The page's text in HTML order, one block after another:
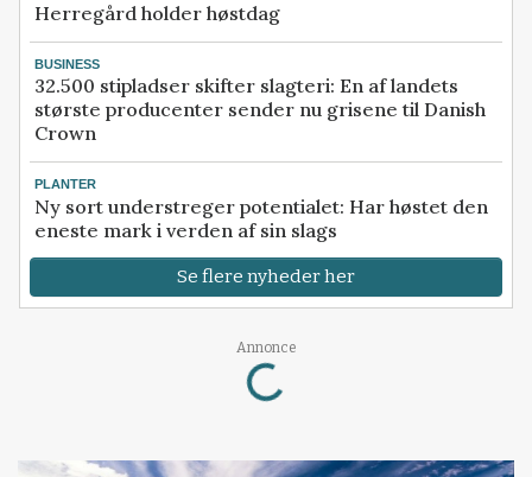
Herregård holder høstdag
BUSINESS
32.500 stipladser skifter slagteri: En af landets
største producenter sender nu grisene til Danish
Crown
PLANTER
Ny sort understreger potentialet: Har høstet den
eneste mark i verden af sin slags
Se flere nyheder her
Annonce
Loading...